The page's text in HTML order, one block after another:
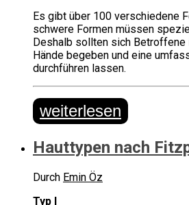
Es gibt über 100 verschiedene
schwere Formen müssen
Deshalb sollten sich
Hände begeben und eine
durchführen lassen.
weiterlesen
Hauttypen nach
Durch Emin Öz
Typ I